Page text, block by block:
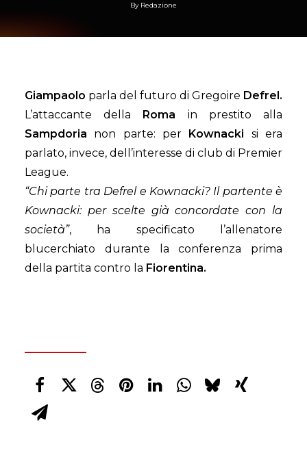
By Redazione
Giampaolo parla del futuro di Gregoire Defrel.
L’attaccante della Roma in prestito alla
Sampdoria non parte: per Kownacki si era
parlato, invece, dell’interesse di club di Premier
League.
“Chi parte tra Defrel e Kownacki? Il partente è
Kownacki: per scelte già concordate con la
società”, ha specificato l’allenatore
blucerchiato durante la conferenza prima
della partita contro la Fiorentina.